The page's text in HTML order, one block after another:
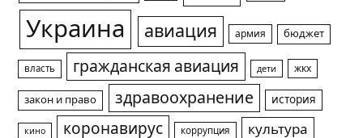
Украина авиация армия бюджет
власть гражданская авиация дети жкх
закон и право здравоохранение история
кино коронавирус коррупция
культура